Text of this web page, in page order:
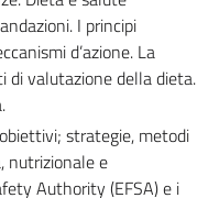
I principi
d’azione. La
di valutazione della dieta.
strategie, metodi
nutrizionale e
Authority (EFSA) e i